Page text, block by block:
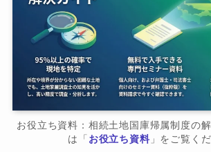
お役立ち資料：相続土地国庫帰属制度の
は「 お役立ち資料」をご覧くだ